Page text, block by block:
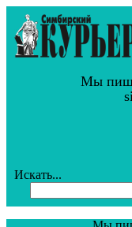
Мы
Искать...